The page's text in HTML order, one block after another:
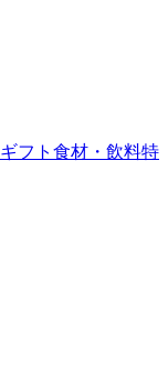
ギフト 食材・飲料特